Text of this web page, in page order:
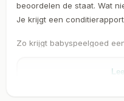
beoordelen de staat. Wat
Je krijgt een
Zo krijgt babyspeelgoed